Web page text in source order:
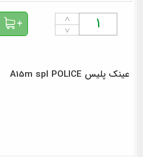
˄
˅
عینک پلیس A15m spl POLICE